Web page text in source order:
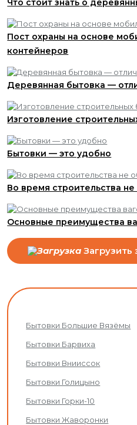
Что стоит знать о
Пост охраны на основе
контейнеров
Деревянная бытовка —
Изготовление
Бытовки — это удобно
Во время строительства
Основные преимущества
Загрузить
Бытовки Большие Вязёмы
Бытовки Барвиха
Бытовки Внииссок
Бытовки Голицыно
Бытовки Горки-10
Бытовки Жаворонки